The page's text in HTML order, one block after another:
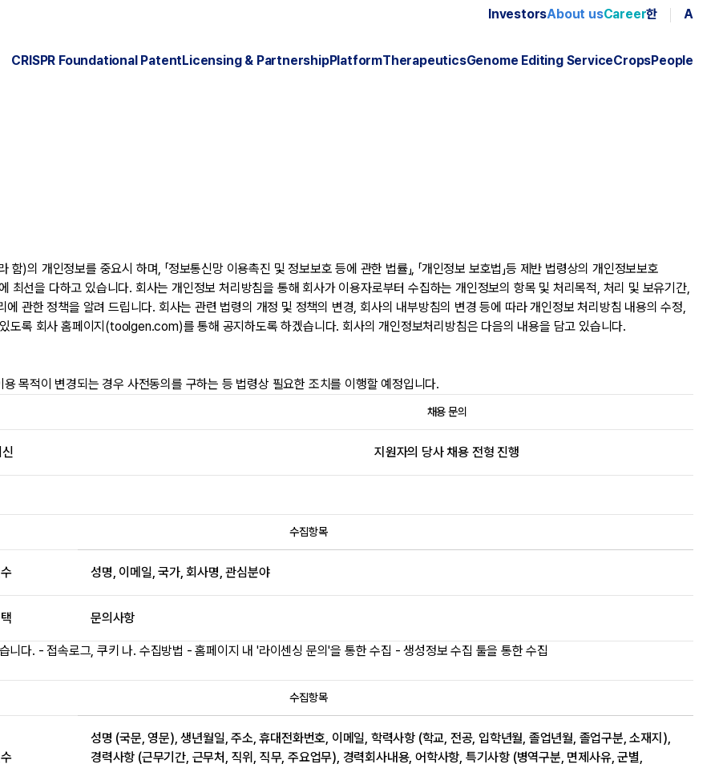
InvestorsAbout usCareer한 A
CRISPR Foundational Patent Licensing & PartnershipPlatformTherapeuticsGenome Editing ServiceCropsPeople
의 개인정보를 중요시 하며, 「정보통신망 이용촉진 및 정보보호 등에 관한 법률」, 「개인정보 보호법」등 제반 법령상의 개인정보보호
최선을 다하고 있습니다. 회사는 개인정보 처리방침을 통해 회사가 이용자로부터 수집하는 개인정보의 항목 및 처리목적, 처리 및 보유기간,
관한 정책을 알려 드립니다. 회사는 관련 법령의 개정 및 정책의 변경, 회사의 내부방침의 변경 등에 따라 개인정보 처리방침 내용의 수정,
도록 회사 홈페이지(toolgen.com)를 통해 공지하도록 하겠습니다. 회사의 개인정보처리방침은 다음의 내용을 담고 있습니다.
목적이 변경되는 경우 사전동의를 구하는 등 법령상 필요한 조치를 이행할 예정입니다.
채용 문의
지원자의 당사 채용 전형 진행
수집항목
성명, 이메일, 국가, 회사명, 관심분야
문의사항
니다. - 접속로그, 쿠키 나. 수집방법 - 홈페이지 내 '라이센싱 문의'을 통한 수집 - 생성정보 수집 툴을 통한 수집
수집항목
성명 (국문, 영문), 생년월일, 주소, 휴대전화번호, 이메일, 학력사항 (학교, 전공, 입학년월, 졸업년월, 졸업구분, 소재지),
경력사항 (근무기간, 근무처, 직위, 직무, 주요업무), 경력회사내용, 어학사항, 특기사항 (병역구분, 면제사유, 군별,